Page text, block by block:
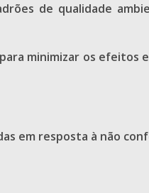
de qualidade
minimizar os efeitos
em resposta à não